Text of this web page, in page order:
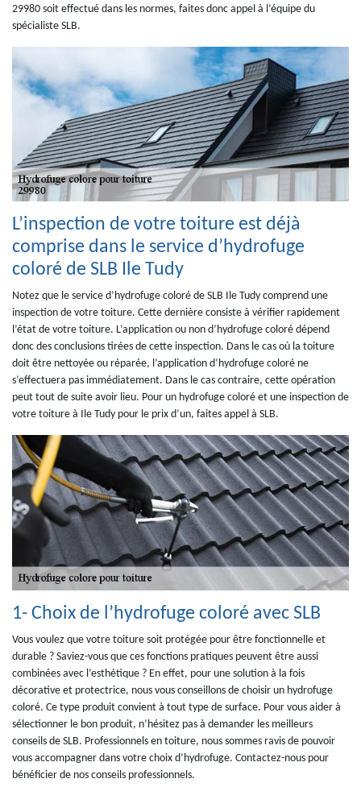
29980 soit effectué dans les normes, faites donc appel à l’équipe du
spécialiste SLB.
L’inspection de votre toiture est déjà
comprise dans le service d’hydrofuge
coloré de SLB Ile Tudy
Notez que le service d’hydrofuge coloré de SLB Ile Tudy comprend une
inspection de votre toiture. Cette dernière consiste à vérifier rapidement
l’état de votre toiture. L’application ou non d’hydrofuge coloré dépend
donc des conclusions tirées de cette inspection. Dans le cas où la toiture
doit être nettoyée ou réparée, l’application d’hydrofuge coloré ne
s’effectuera pas immédiatement. Dans le cas contraire, cette opération
peut tout de suite avoir lieu. Pour un hydrofuge coloré et une inspection de
votre toiture à Ile Tudy pour le prix d’un, faites appel à SLB.
1- Choix de l’hydrofuge coloré avec SLB
Vous voulez que votre toiture soit protégée pour être fonctionnelle et
durable ? Saviez-vous que ces fonctions pratiques peuvent être aussi
combinées avec l’esthétique ? En effet, pour une solution à la fois
décorative et protectrice, nous vous conseillons de choisir un hydrofuge
coloré. Ce type produit convient à tout type de surface. Pour vous aider à
sélectionner le bon produit, n’hésitez pas à demander les meilleurs
conseils de SLB. Professionnels en toiture, nous sommes ravis de pouvoir
vous accompagner dans votre choix d’hydrofuge. Contactez-nous pour
bénéficier de nos conseils professionnels.